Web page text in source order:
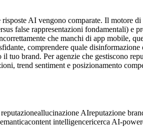
AI vengono comparate. Il motore
false rappresentazioni fondamentali) e
che manchi di app mobile,
comprendere quale disinformazione
tuo brand. Per agenzie che gestiscono
trend sentiment e posizionamento
allucinazione AIreputazione
content intelligencericerca AI-